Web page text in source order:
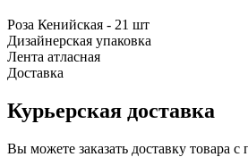
Роза Кенийская - 21 шт
Дизайнерская упаковка
Лента атласная
Доставка
Курьерская доставка
Вы можете заказать доставку товара